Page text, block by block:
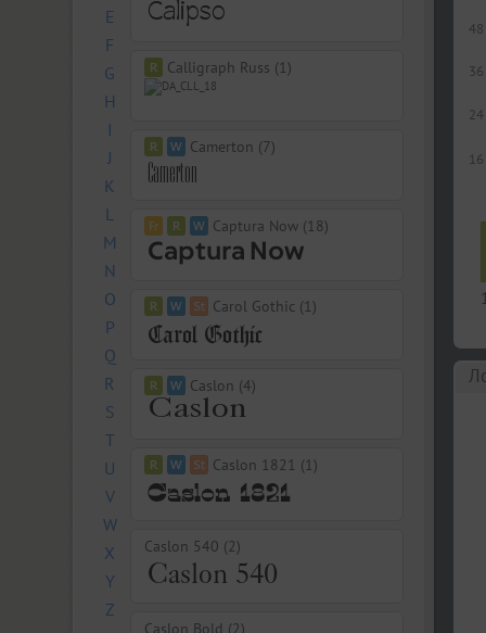
E
F
G
H
I
J
K
L
M
N
O
P
Q
R
S
T
U
V
W
X
Y
Z
Calligraph Russ (1)
Camerton (7)
Captura Now (18)
Carol Gothic (1)
Caslon (4)
Caslon 1821 (1)
Caslon 540 (2)
Caslon Bold (2)